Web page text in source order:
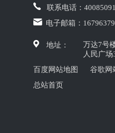
联系电话：
电子邮箱：
地址：
万达7号
人民广
百度网站地图
谷歌网
总站首页